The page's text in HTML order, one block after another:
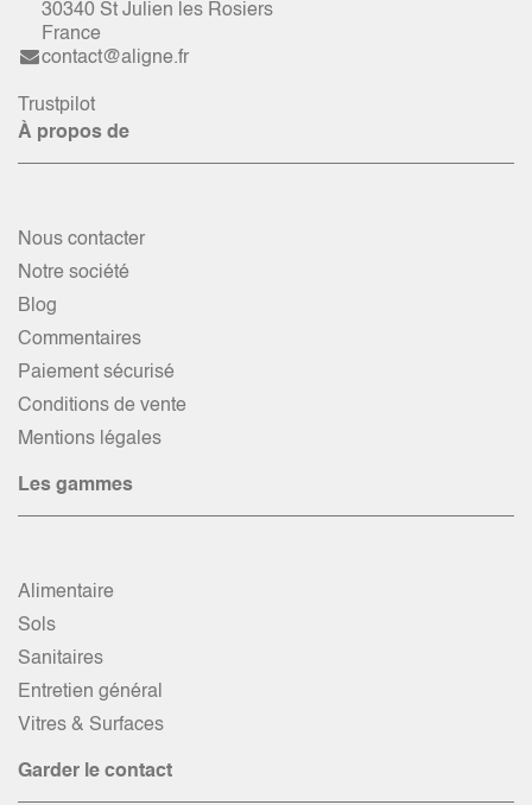
30340 St Julien les Rosiers
France
contact@aligne.fr
Trustpilot
À propos de
Nous contacter
Notre société
Blog
Commentaires
Paiement sécurisé
Conditions de vente
Mentions légales
Les gammes
Alimentaire
Sols
Sanitaires
Entretien général
Vitres & Surfaces
Garder le contact